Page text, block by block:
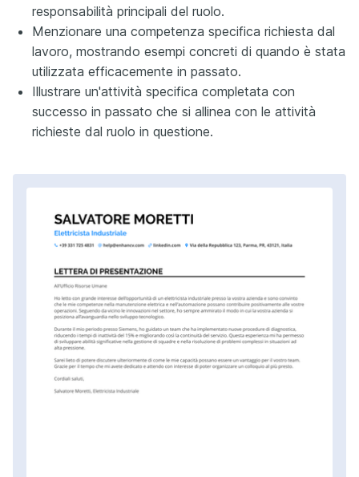
responsabilità principali del ruolo.
Menzionare una competenza specifica richiesta dal
lavoro, mostrando esempi concreti di quando è stata
utilizzata efficacemente in passato.
Illustrare un'attività specifica completata con
successo in passato che si allinea con le attività
richieste dal ruolo in questione.